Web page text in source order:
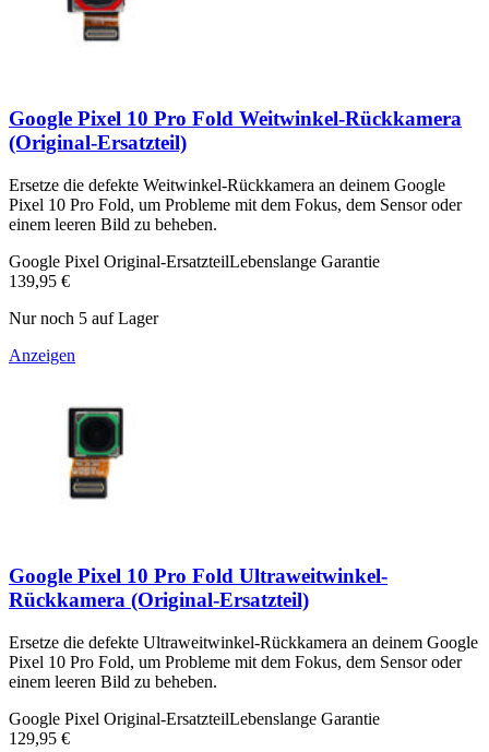
Google Pixel 10 Pro Fold Weitwinkel-Rückkamera
(Original-Ersatzteil)
Ersetze die defekte Weitwinkel-Rückkamera an deinem Google
Pixel 10 Pro Fold, um Probleme mit dem Fokus, dem Sensor oder
einem leeren Bild zu beheben.
Google Pixel Original-ErsatzteilLebenslange Garantie
139,95 €
Nur noch 5 auf Lager
Anzeigen
Google Pixel 10 Pro Fold Ultraweitwinkel-
Rückkamera (Original-Ersatzteil)
Ersetze die defekte Ultraweitwinkel-Rückkamera an deinem Google
Pixel 10 Pro Fold, um Probleme mit dem Fokus, dem Sensor oder
einem leeren Bild zu beheben.
Google Pixel Original-ErsatzteilLebenslange Garantie
129,95 €